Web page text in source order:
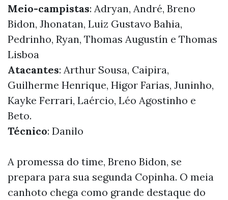
Meio-campistas: Adryan, André, Breno
Bidon, Jhonatan, Luiz Gustavo Bahia,
Pedrinho, Ryan, Thomas Augustín e Thomas
Lisboa
Atacantes: Arthur Sousa, Caipira,
Guilherme Henrique, Higor Farias, Juninho,
Kayke Ferrari, Laércio, Léo Agostinho e
Beto.
Técnico: Danilo
A promessa do time, Breno Bidon, se
prepara para sua segunda Copinha. O meia
canhoto chega como grande destaque do